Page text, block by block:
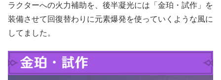
ラクターへの火力補助を、後半凝光には「金珀・試作」を
装備させて回復替わりに元素爆発を使っていくような風に
してました。